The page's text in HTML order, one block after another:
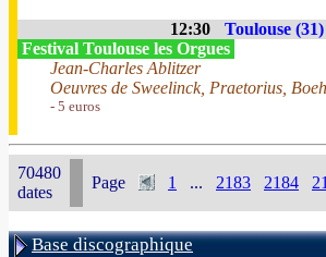
12:30 Toulouse
Festival Toulouse les Orgues
Jean-Charles Ablitzer
Oeuvres de Sweelinck, Praetorius,
- 5 euros
70480
dates
Page 1 ... 2183 2184
Base discographique